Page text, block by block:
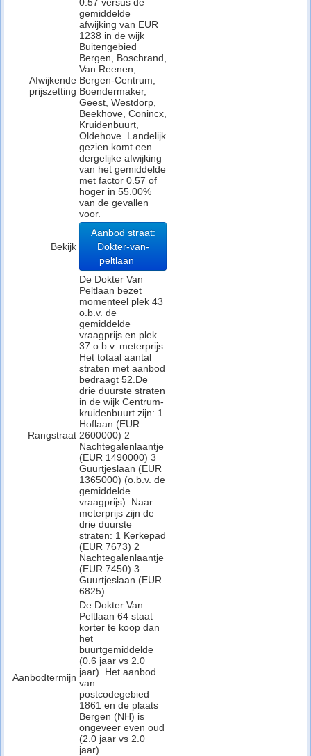
Afwijkende
prijszetting
gemiddelde
afwijking van EUR
1238 in de wijk
Buitengebied
Bergen, Boschrand,
Van Reenen,
Bergen-Centrum,
Boendermaker,
Geest, Westdorp,
Beekhove, Conincx,
Kruidenbuurt,
Oldehove. Landelijk
gezien komt een
dergelijke afwijking
van het gemiddelde
met factor 0.57 of
hoger in 55.00%
van de gevallen
voor.
Bekijk
Aanbod straat:
Dokter-van-
peltlaan
Rangstraat
De Dokter Van
Peltlaan bezet
momenteel plek 43
o.b.v. de
gemiddelde
vraagprijs en plek
37 o.b.v. meterprijs.
Het totaal aantal
straten met aanbod
bedraagt 52.De
drie duurste straten
in de wijk Centrum-
kruidenbuurt zijn: 1
Hoflaan (EUR
2600000) 2
Nachtegalenlaantje
(EUR 1490000) 3
Guurtjeslaan (EUR
1365000) (o.b.v. de
gemiddelde
vraagprijs). Naar
meterprijs zijn de
drie duurste
straten: 1 Kerkepad
(EUR 7673) 2
Nachtegalenlaantje
(EUR 7450) 3
Guurtjeslaan (EUR
6825).
Aanbodtermijn
De Dokter Van
Peltlaan 64 staat
korter te koop dan
het
buurtgemiddelde
(0.6 jaar vs 2.0
jaar). Het aanbod
van
postcodegebied
1861 en de plaats
Bergen (NH) is
ongeveer even oud
(2.0 jaar vs 2.0
jaar).